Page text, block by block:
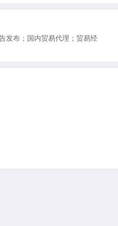
发布；国内贸易代理；贸易经